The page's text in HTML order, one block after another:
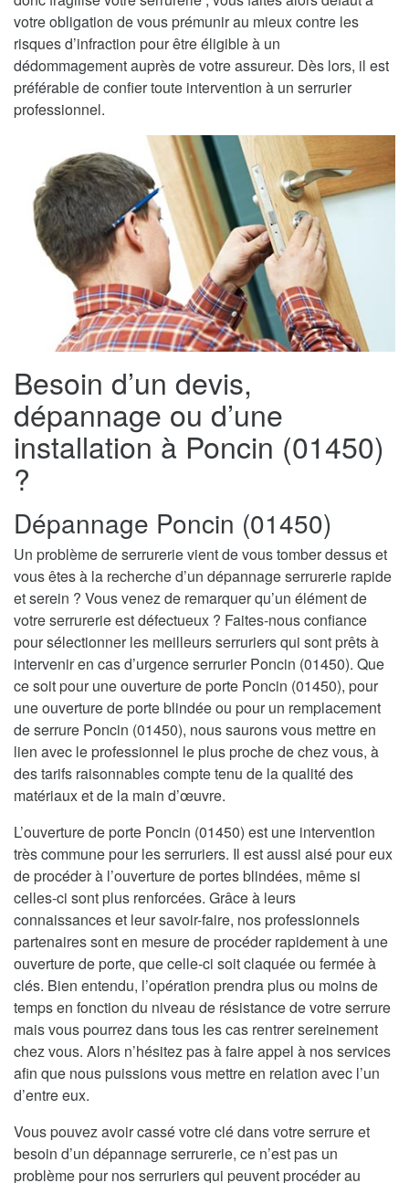
votre obligation de vous prémunir au mieux contre les
risques d’infraction pour être éligible à un
dédommagement auprès de votre assureur. Dès lors, il est
préférable de confier toute intervention à un serrurier
professionnel.
Besoin d’un devis,
dépannage ou d’une
installation à Poncin (01450)
?
Dépannage Poncin (01450)
Un problème de serrurerie vient de vous tomber dessus et
vous êtes à la recherche d’un dépannage serrurerie rapide
et serein ? Vous venez de remarquer qu’un élément de
votre serrurerie est défectueux ? Faites-nous confiance
pour sélectionner les meilleurs serruriers qui sont prêts à
intervenir en cas d’urgence serrurier Poncin (01450). Que
ce soit pour une ouverture de porte Poncin (01450), pour
une ouverture de porte blindée ou pour un remplacement
de serrure Poncin (01450), nous saurons vous mettre en
lien avec le professionnel le plus proche de chez vous, à
des tarifs raisonnables compte tenu de la qualité des
matériaux et de la main d’œuvre.
L’ouverture de porte Poncin (01450) est une intervention
très commune pour les serruriers. Il est aussi aisé pour eux
de procéder à l’ouverture de portes blindées, même si
celles-ci sont plus renforcées. Grâce à leurs
connaissances et leur savoir-faire, nos professionnels
partenaires sont en mesure de procéder rapidement à une
ouverture de porte, que celle-ci soit claquée ou fermée à
clés. Bien entendu, l’opération prendra plus ou moins de
temps en fonction du niveau de résistance de votre serrure
mais vous pourrez dans tous les cas rentrer sereinement
chez vous. Alors n’hésitez pas à faire appel à nos services
afin que nous puissions vous mettre en relation avec l’un
d’entre eux.
Vous pouvez avoir cassé votre clé dans votre serrure et
besoin d’un dépannage serrurerie, ce n’est pas un
problème pour nos serruriers qui peuvent procéder au